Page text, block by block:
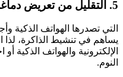
5. التقليل من تعريض دماغك للمجالات المغناطيسية:
التي تصدرها الهواتف الذكية
يساهم في تنشيط الذاكرة،
الإلكترونية والهواتف الذكية
النوم.